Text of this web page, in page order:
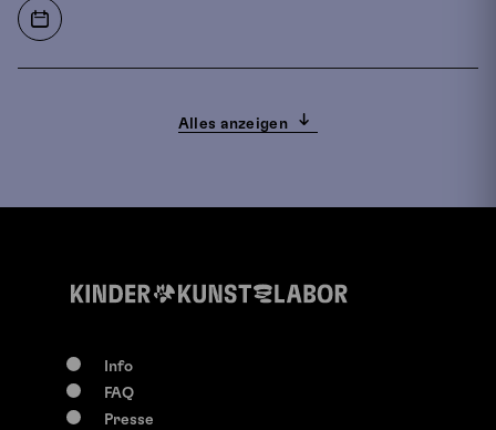
0-117 Jahre
Alles anzeigen
Info
FAQ
Presse